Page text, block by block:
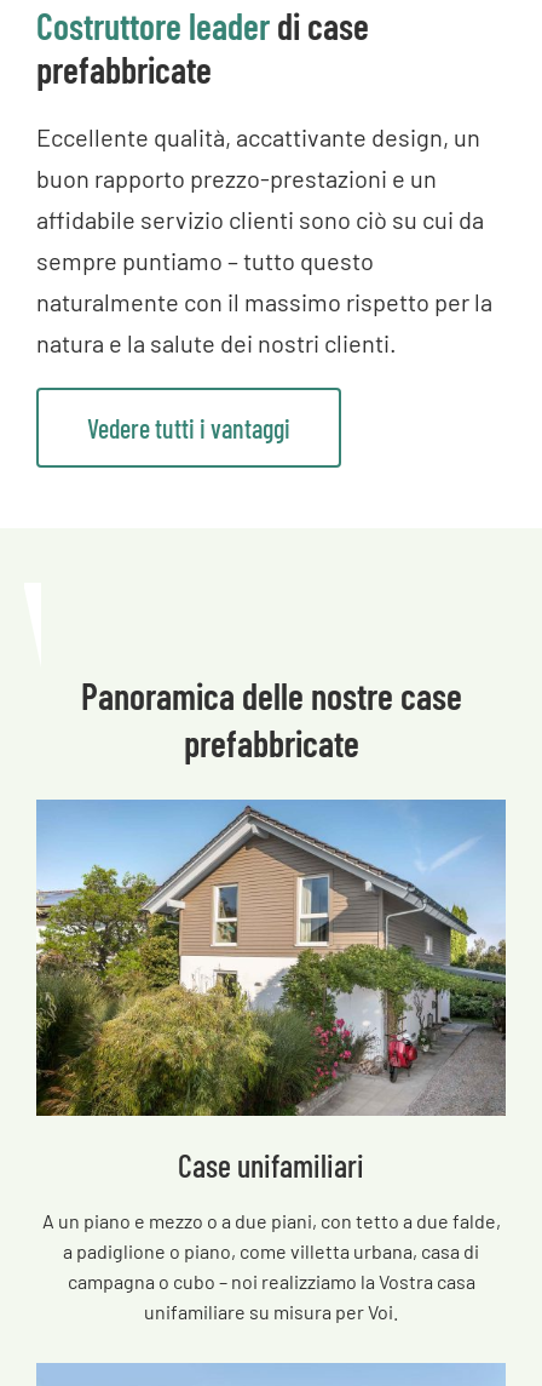
Costruttore leaderdi case
prefabbricate
Eccellente qualità, accattivante design, un
buon rapporto prezzo-prestazioni e un
affidabile servizio clienti sono ciò su cui da
sempre puntiamo – tutto questo
naturalmente con il massimo rispetto per la
natura e la salute dei nostri clienti.
Vedere tutti i vantaggi
Panoramica delle nostre case
prefabbricate
Case unifamiliari
A un piano e mezzo o a due piani, con tetto a due falde,
a padiglione o piano, come villetta urbana, casa di
campagna o cubo – noi realizziamo la Vostra casa
unifamiliare su misura per Voi.